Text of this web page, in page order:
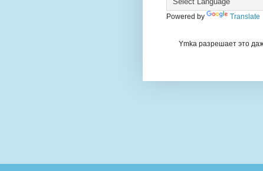
Powered by Translate
Ymka разрешает это